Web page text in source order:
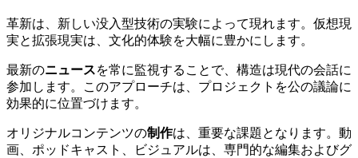
革新は、新しい没入型技術の実験によって現れます。仮想現
実と拡張現実は、文化的体験を大幅に豊かにします。
最新のニュースを常に監視することで、構造は現代の会話に
参加します。このアプローチは、プロジェクトを公の議論に
効果的に位置づけます。
オリジナルコンテンツの制作は、重要な課題となります。動
画、ポッドキャスト、ビジュアルは、専門的な編集およびグ